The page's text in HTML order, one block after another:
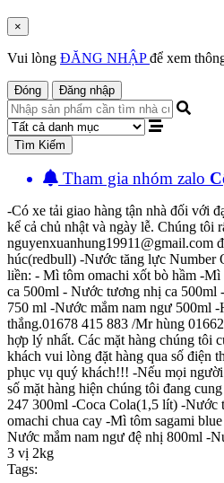
×
Vui lòng ĐĂNG NHẬPđể xem
Đóng Đăng nhập
Tìm Kiếm
Tham gia nhóm zalo
-Có xe tải giao hàng tận nhà đối với
kể cả chủ nhật và ngày lễ. Chúng
nguyenxuanhung19911@gmail.com
húc(redbull) -Nước tăng lực Number
liền: - Mì tôm omachi xốt bò hầm -
ca 500ml - Nước tương nhị ca 500ml
750 ml -Nước mắm nam ngư 500ml
thắng.01678 415 883 /Mr hùng
hợp lý nhất. Các mặt hàng chúng tôi
khách vui lòng đặt hàng qua số điện
phục vụ quý khách!!! -Nếu mọi
số mặt hàng hiện chúng tôi đang
247 300ml -Coca Cola(1,5 lít) -
omachi chua cay -Mì tôm sagami
Nước mắm nam ngư đệ nhị 800ml -
3 vị 2kg
Tags: